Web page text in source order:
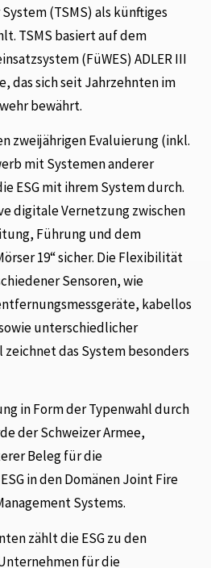
(TSMS) als künftiges
TSMS basiert auf dem
(FüWES) ADLER III
das sich seit Jahrzehnten im
bewährt.
zweijährigen Evaluierung (inkl.
mit Systemen anderer
ESG mit ihrem System durch.
digitale Vernetzung zwischen
Führung und dem
19“ sicher. Die Flexibilität
Sensoren, wie
kabellos
unterschiedlicher
das System besonders
in Form der Typenwahl durch
der Schweizer Armee,
Beleg für die
in den Domänen Joint Fire
Systems.
zählt die ESG zu den
für die